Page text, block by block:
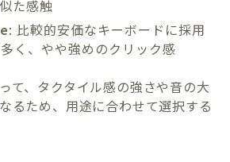
た感触
: 比較的安価なキーボードに採用
く、やや強めのクリック感
て、タクタイル感の強さや音の大
るため、用途に合わせて選択する